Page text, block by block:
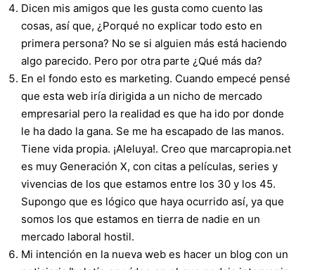
Dicen mis amigos que les gusta como cuento las
cosas, así que, ¿Porqué no explicar todo esto en
primera persona? No se si alguien más está haciendo
algo parecido. Pero por otra parte ¿Qué más da?
En el fondo esto es marketing. Cuando empecé pensé
que esta web iría dirigida a un nicho de mercado
empresarial pero la realidad es que ha ido por donde
le ha dado la gana. Se me ha escapado de las manos.
Tiene vida propia. ¡Aleluya!. Creo que marcapropia.net
es muy Generación X, con citas a películas, series y
vivencias de los que estamos entre los 30 y los 45.
Supongo que es lógico que haya ocurrido así, ya que
somos los que estamos en tierra de nadie en un
mercado laboral hostil.
Mi intención en la nueva web es hacer un blog con un